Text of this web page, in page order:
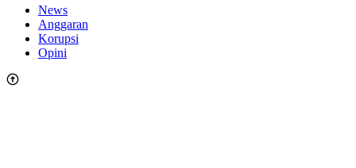
News
Anggaran
Korupsi
Opini